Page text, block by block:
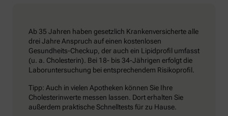
Ab 35 Jahren haben gesetzlich Krankenversicherte alle
drei Jahre Anspruch auf einen kostenlosen
Gesundheits-Checkup, der auch ein Lipidprofil umfasst
(u. a. Cholesterin). Bei 18- bis 34-Jährigen erfolgt die
Laboruntersuchung bei entsprechendem Risikoprofil.
Tipp: Auch in vielen Apotheken können Sie Ihre
Cholesterinwerte messen lassen. Dort erhalten Sie
außerdem praktische Schnelltests für zu Hause.